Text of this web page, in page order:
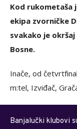
Kod rukometaša
ekipa zvorničke
svakako je
Bosne.
Inače, od
m:tel, Izviđač,
Banjalučki klubovi